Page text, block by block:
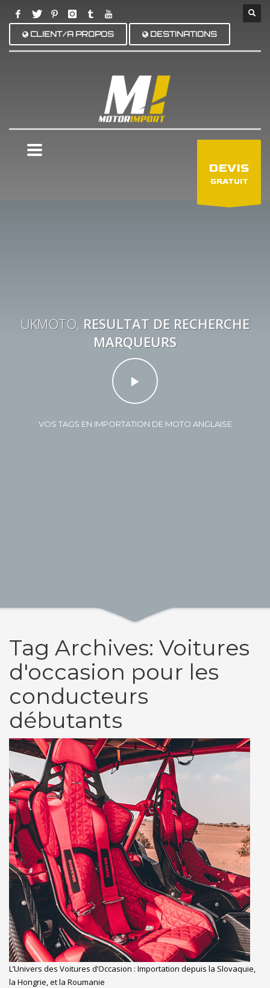
CLIENT/A PROPOS DESTINATIONS
DEVIS
GRATUIT
UKMOTO, RESULTAT DE RECHERCHE
MARQUEURS
VOS TAGS EN IMPORTATION DE MOTO ANGLAISE
Tag Archives: Voitures
d'occasion pour les
conducteurs
débutants
L’Univers des Voitures d’Occasion : Importation depuis la Slovaquie,
la Hongrie, et la Roumanie